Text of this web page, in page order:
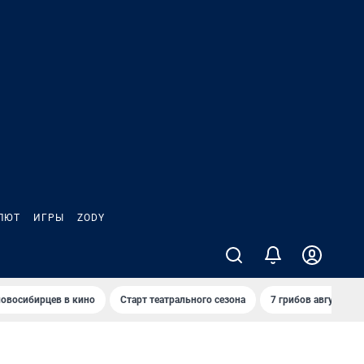
ИГРЫ ZODY
в кино Старт театрального сезона 7 грибов августа